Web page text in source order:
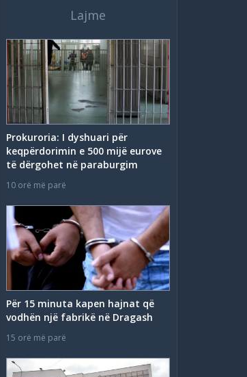
Lajme
Prokuroria: I dyshuari për
keqpërdorimin e 500 mijë eurove
të dërgohet në paraburgim
10 orë më parë
Për 15 minuta kapen hajnat që
vodhën një fabrikë në Dragash
15 orë më parë